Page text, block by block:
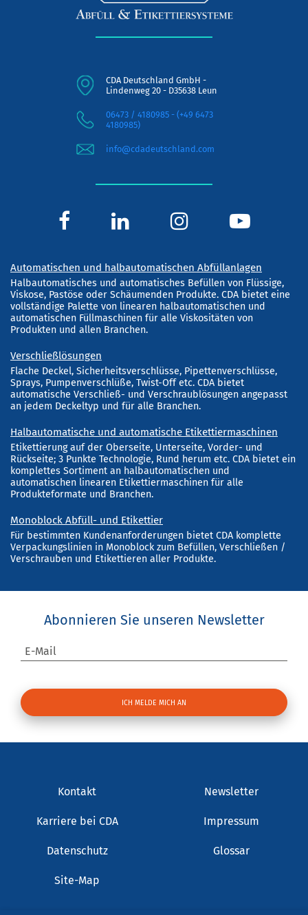
CDA Deutschland GmbH -
Lindenweg 20 - D35638 Leun
06473 / 4180985 - (+49 6473
4180985)
info@cdadeutschland.com
Automatischen und halbautomatischen Abfüllanlagen
Halbautomatisches und automatisches Befüllen von Flüssige,
Viskose, Pastöse oder Schäumenden Produkte. CDA bietet eine
vollständige Palette von linearen halbautomatischen und
automatischen Füllmaschinen für alle Viskositäten von
Produkten und allen Branchen.
Verschließlösungen
Flache Deckel, Sicherheitsverschlüsse, Pipettenverschlüsse,
Sprays, Pumpenverschlüße, Twist-Off etc. CDA bietet
automatische Verschließ- und Verschraublösungen angepasst
an jedem Deckeltyp und für alle Branchen.
Halbautomatische und automatische Etikettiermaschinen
Etikettierung auf der Oberseite, Unterseite, Vorder- und
Rückseite; 3 Punkte Technologie, Rund herum etc. CDA bietet ein
komplettes Sortiment an halbautomatischen und
automatischen linearen Etikettiermaschinen für alle
Produkteformate und Branchen.
Monoblock Abfüll- und Etikettier
Für bestimmten Kundenanforderungen bietet CDA komplette
Verpackungslinien in Monoblock zum Befüllen, Verschließen /
Verschrauben und Etikettieren aller Produkte.
Abonnieren Sie unseren Newsletter
E-Mail
Kontakt Newsletter
Karriere bei CDA Impressum
Datenschutz Glossar
Site-Map